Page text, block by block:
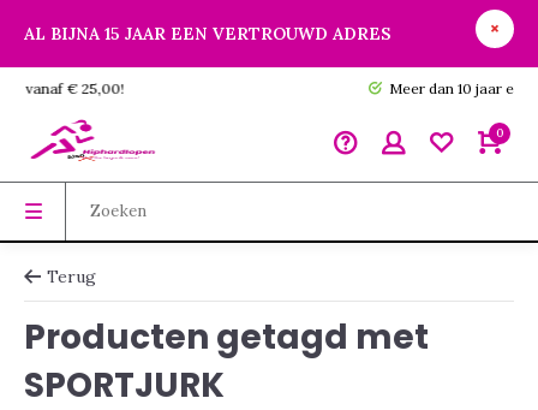
AL BIJNA 15 JAAR EEN VERTROUWD ADRES
GRATIS verzending vanaf € 25,00!
0
Terug
Producten getagd met
SPORTJURK